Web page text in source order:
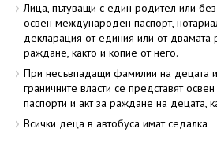
Лица, пътуващи с един родител или
освен международен паспорт,
декларация от единия или от двамата
раждане, както и копие от него.
При несъвпадащи фамилии на децата
граничните власти се представят
паспорти и акт за раждане на децата,
Всички деца в автобуса имат седалка